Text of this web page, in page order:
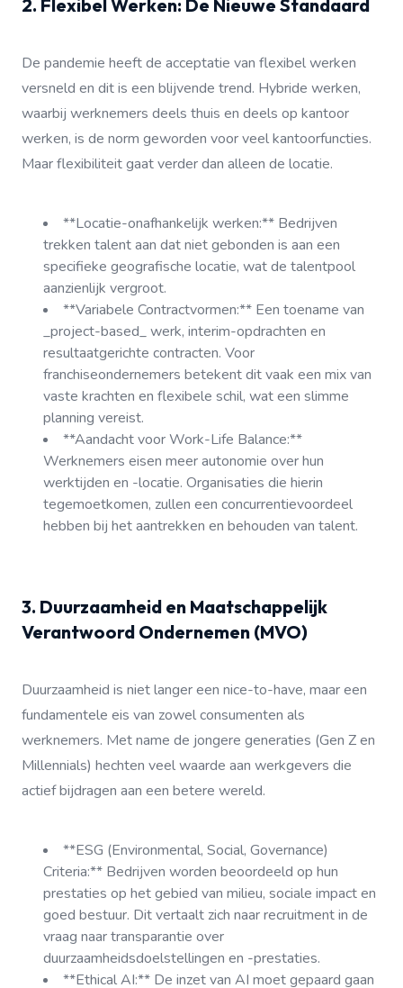
2. Flexibel Werken: De Nieuwe Standaard
De pandemie heeft de acceptatie van flexibel werken
versneld en dit is een blijvende trend. Hybride werken,
waarbij werknemers deels thuis en deels op kantoor
werken, is de norm geworden voor veel kantoorfuncties.
Maar flexibiliteit gaat verder dan alleen de locatie.
**Locatie-onafhankelijk werken:** Bedrijven
trekken talent aan dat niet gebonden is aan een
specifieke geografische locatie, wat de talentpool
aanzienlijk vergroot.
**Variabele Contractvormen:** Een toename van
_project-based_ werk, interim-opdrachten en
resultaatgerichte contracten. Voor
franchiseondernemers betekent dit vaak een mix van
vaste krachten en flexibele schil, wat een slimme
planning vereist.
**Aandacht voor Work-Life Balance:**
Werknemers eisen meer autonomie over hun
werktijden en -locatie. Organisaties die hierin
tegemoetkomen, zullen een concurrentievoordeel
hebben bij het aantrekken en behouden van talent.
3. Duurzaamheid en Maatschappelijk
Verantwoord Ondernemen (MVO)
Duurzaamheid is niet langer een nice-to-have, maar een
fundamentele eis van zowel consumenten als
werknemers. Met name de jongere generaties (Gen Z en
Millennials) hechten veel waarde aan werkgevers die
actief bijdragen aan een betere wereld.
**ESG (Environmental, Social, Governance)
Criteria:** Bedrijven worden beoordeeld op hun
prestaties op het gebied van milieu, sociale impact en
goed bestuur. Dit vertaalt zich naar recruitment in de
vraag naar transparantie over
duurzaamheidsdoelstellingen en -prestaties.
**Ethical AI:** De inzet van AI moet gepaard gaan